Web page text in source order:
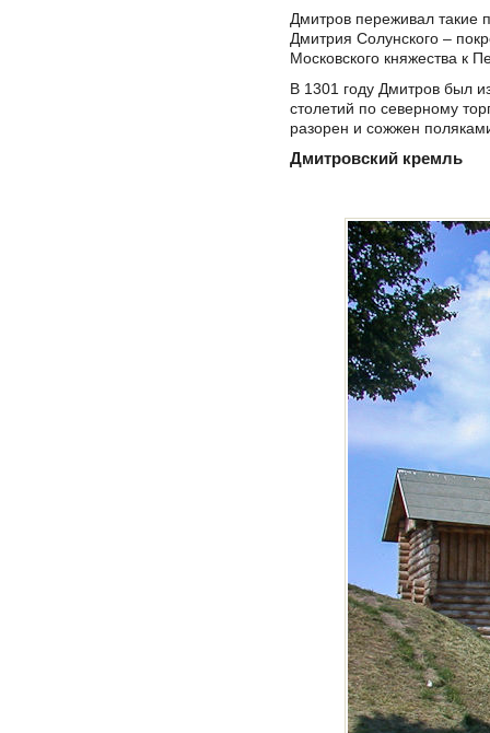
Дмитров переживал такие
Дмитрия Солунского –
Московского княжества к
В 1301 году Дмитров был
столетий по северному
разорен и сожжен
Дмитровский кремль